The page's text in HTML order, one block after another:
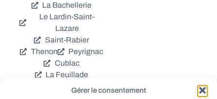
Gérer le consentement
La Bachellerie
Le Lardin-Saint-
Lazare
Saint-Rabier
Thenon
Peyrignac
Cublac
La Feuillade
Chavagnac